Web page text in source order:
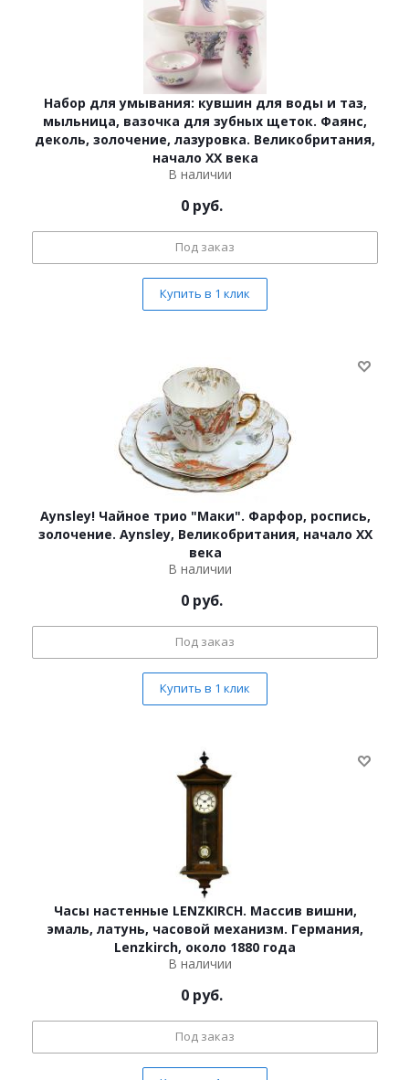
Набор для умывания: кувшин для воды и таз,
мыльница, вазочка для зубных щеток. Фаянс,
деколь, золочение, лазуровка. Великобритания,
начало ХХ века
В наличии
0 руб.
Под заказ
Купить в 1 клик
Aynsley! Чайное трио "Маки". Фарфор, роспись,
золочение. Aynsley, Великобритания, начало ХХ
века
В наличии
0 руб.
Под заказ
Купить в 1 клик
Часы настенные LENZKIRCH. Массив вишни,
эмаль, латунь, часовой механизм. Германия,
Lenzkirch, около 1880 года
В наличии
0 руб.
Под заказ